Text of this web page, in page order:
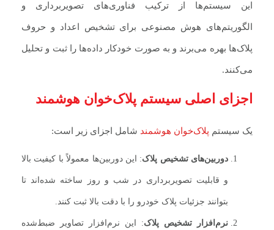
این سیستم‌ها از ترکیب فناوری‌های تصویربرداری و
الگوریتم‌های هوش مصنوعی برای تشخیص اعداد و حروف
پلاک‌ها بهره می‌برند و به صورت خودکار داده‌ها را ثبت و تحلیل
می‌کنند.
اجزای اصلی سیستم پلاک‌خوان هوشمند
یک سیستم پلاک‌خوان هوشمند شامل اجزای زیر است:
دوربین‌های تشخیص پلاک: این دوربین‌ها معمولاً با کیفیت بالا
و قابلیت تصویربرداری در شب و روز ساخته شده‌اند تا
بتوانند جزئیات پلاک خودرو را با دقت بالا ثبت کنند.
نرم‌افزار تشخیص پلاک: این نرم‌افزار تصاویر ضبط‌شده